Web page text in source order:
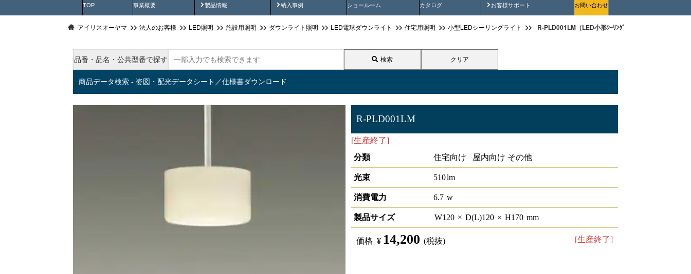
TOP 事業概要 製品情報
製品動画 納入事例
納入事例動画 ショールーム カタログ お客様サポート
安全にご使用いただくためにお問い合わせ
アイリスオーヤマ 法人のお客様 LED照明 施設用照明 ダウンライト照明 LED電球ダウンライト 住宅用照明 小型LEDシーリングライト R-PLD001LM（LED小形ｼｰﾘﾝｸﾞ）
品番・品名・公共型番で探す 検索 クリア
商品データ検索 - 姿図・配光データシート／仕様書ダウンロード
R-PLD001LM
[生産終了]
分類
住宅向け 屋内向け その他
光束 510lm
消費電力 6.7 w
製品サイズ W120 × D(L)120 × H170 mm
価格 ¥ 14,200 (税抜) [生産終了]